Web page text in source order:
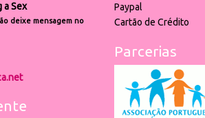
a Sex
deixe mensagem no
Paypal
Cartão de Crédito
Parcerias